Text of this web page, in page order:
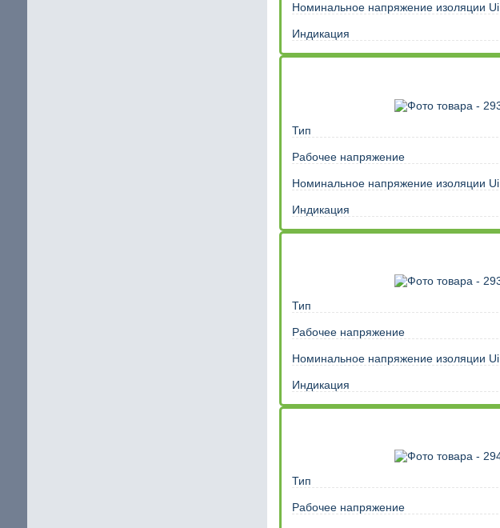
Номинальное напряжение изоляции Ui
Индикация
Тип
Рабочее напряжение
Номинальное напряжение изоляции Ui
Индикация
Тип
Рабочее напряжение
Номинальное напряжение изоляции Ui
Индикация
Тип
Рабочее напряжение